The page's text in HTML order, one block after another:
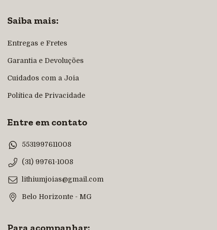
Saiba mais:
Entregas e Fretes
Garantia e Devoluções
Cuidados com a Joia
Política de Privacidade
Entre em contato
5531997611008
(31) 99761-1008
lithiumjoias@gmail.com
Belo Horizonte - MG
Para acompanhar: